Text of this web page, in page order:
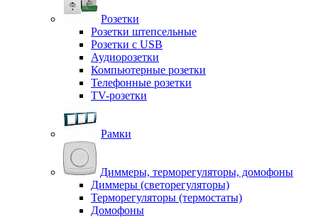
Розетки
Розетки штепсельные
Розетки с USB
Аудиорозетки
Компьютерные розетки
Телефонные розетки
TV-розетки
Рамки
Диммеры, терморегуляторы, домофоны
Диммеры (светорегуляторы)
Терморегуляторы (термостаты)
Домофоны